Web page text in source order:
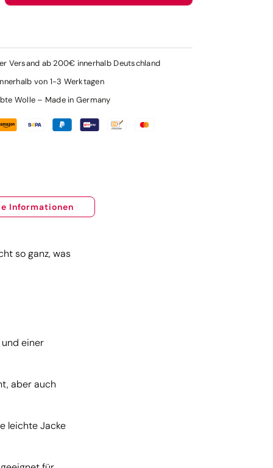
Versand ab 200€ innerhalb Deutschland
von 1-3 Werktagen
Wolle – Made in Germany
Informationen
so ganz, was
einer
aber auch
leichte Jacke